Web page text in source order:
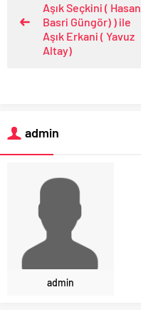
Aşık Seçkini ( Hasan
Basri Güngör) ) ile
Aşık Erkani ( Yavuz
Altay)
admin
admin